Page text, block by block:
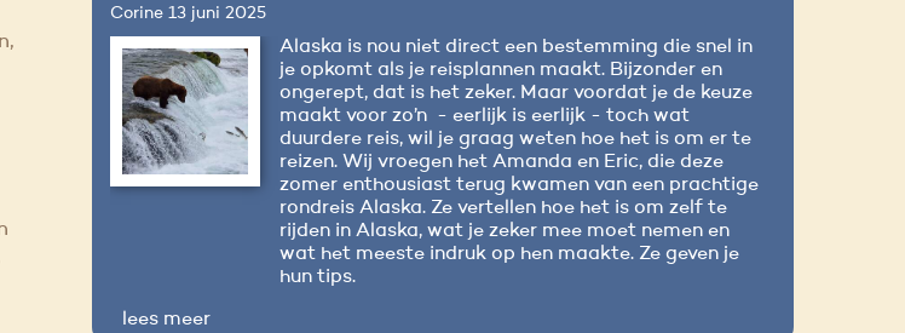
Corine 13 juni 2025
Alaska is nou niet direct een bestemming die snel in
je opkomt als je reisplannen maakt. Bijzonder en
ongerept, dat is het zeker. Maar voordat je de keuze
maakt voor zo’n - eerlijk is eerlijk - toch wat
duurdere reis, wil je graag weten hoe het is om er te
reizen. Wij vroegen het Amanda en Eric, die deze
zomer enthousiast terug kwamen van een prachtige
rondreis Alaska. Ze vertellen hoe het is om zelf te
rijden in Alaska, wat je zeker mee moet nemen en
wat het meeste indruk op hen maakte. Ze geven je
hun tips.
lees meer